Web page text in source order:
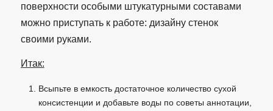
поверхности особыми штукатурными составами
можно приступать к работе: дизайну стенок
своими руками.
Итак:
Всыпьте в емкость достаточное количество сухой
консистенции и добавьте воды по советы аннотации,